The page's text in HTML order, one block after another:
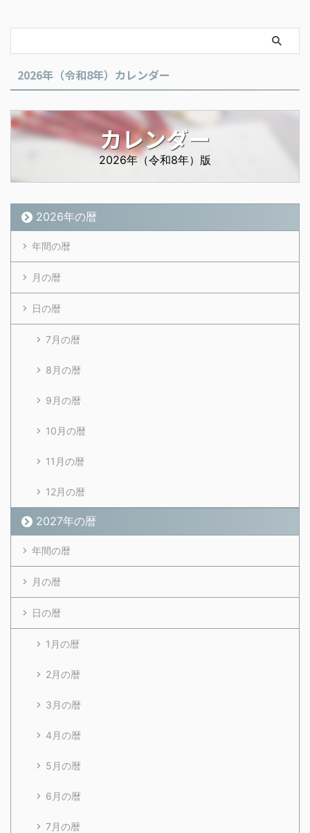
2026年（令和8年）カレンダー
カレンダー
2026年（令和8年）版
2026年の暦
年間の暦
月の暦
日の暦
7月の暦
8月の暦
9月の暦
10月の暦
11月の暦
12月の暦
2027年の暦
年間の暦
月の暦
日の暦
1月の暦
2月の暦
3月の暦
4月の暦
5月の暦
6月の暦
7月の暦